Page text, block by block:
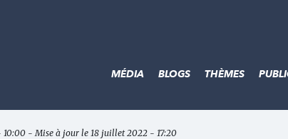
MÉDIA BLOGS THÈMES
- Mise à jour le 18 juillet 2022 - 17:20